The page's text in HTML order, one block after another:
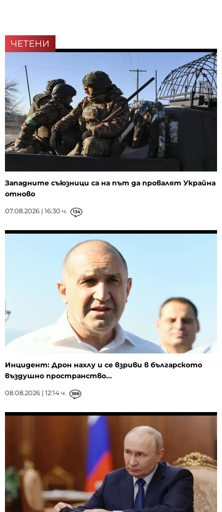
ЧЕТЕНИ
Западните съюзници са на път да провалят Украйна
отново
07.08.2026 | 16:30 ч. 134
Инцидент: Дрон нахлу и се взриви в българското
въздушно пространство...
08.08.2026 | 12:14 ч. 386